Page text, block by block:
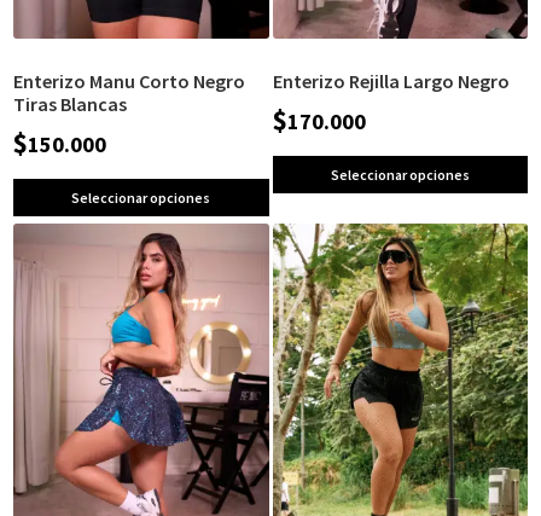
Enterizo Manu Corto Negro
Tiras Blancas
$150.000
Seleccionar opciones
Enterizo Rejilla Largo Negro
$170.000
Seleccionar opciones